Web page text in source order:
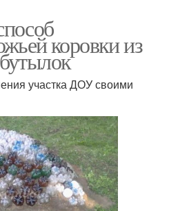
коровки из
участка ДОУ своими